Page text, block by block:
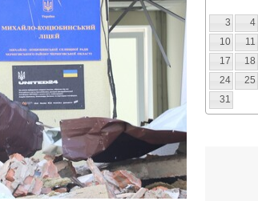
3
4
10
11
17
18
24
25
31